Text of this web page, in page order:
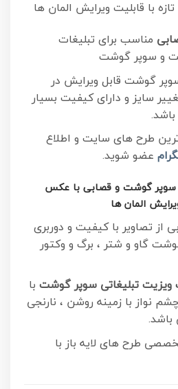
با قابلیت ویرایش المان ها
مناسب برای تبلیغات
و سوپر گوشت
گوشت قابل ویرایش در
سایز و دارای کیفیت بسیار
طرح های سایت و اطلاع
عضو شوید.
سوپر گوشت و قصابی با عکس
المان ها
از تصاویر با کیفیت و دوربری
گاو و شتر ، برگ و وکتور
ویزیت تبلیغاتی سوپر گوشتبا
نواز با زمینه روشن ، نارنجی
طرح های لایه باز با